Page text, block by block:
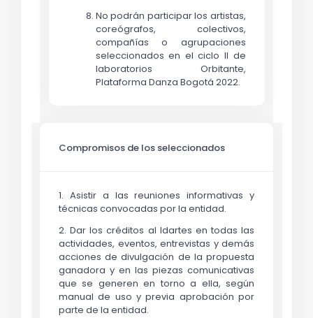
No podrán participar los artistas,
coreógrafos, colectivos,
compañías o agrupaciones
seleccionados en el ciclo II de
laboratorios Orbitante,
Plataforma Danza Bogotá 2022.
Compromisos de los seleccionados
1. Asistir a las reuniones informativas y
técnicas convocadas por la entidad.
2. Dar los créditos al Idartes en todas las
actividades, eventos, entrevistas y demás
acciones de divulgación de la propuesta
ganadora y en las piezas comunicativas
que se generen en torno a ella, según
manual de uso y previa aprobación por
parte de la entidad.